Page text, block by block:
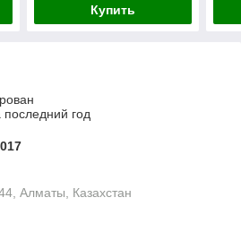
Купить
год
Алматы, Казахстан